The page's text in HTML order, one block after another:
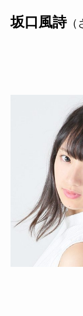
坂口風詩（